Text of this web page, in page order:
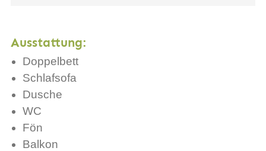
Ausstattung:
Doppelbett
Schlafsofa
Dusche
WC
Fön
Balkon